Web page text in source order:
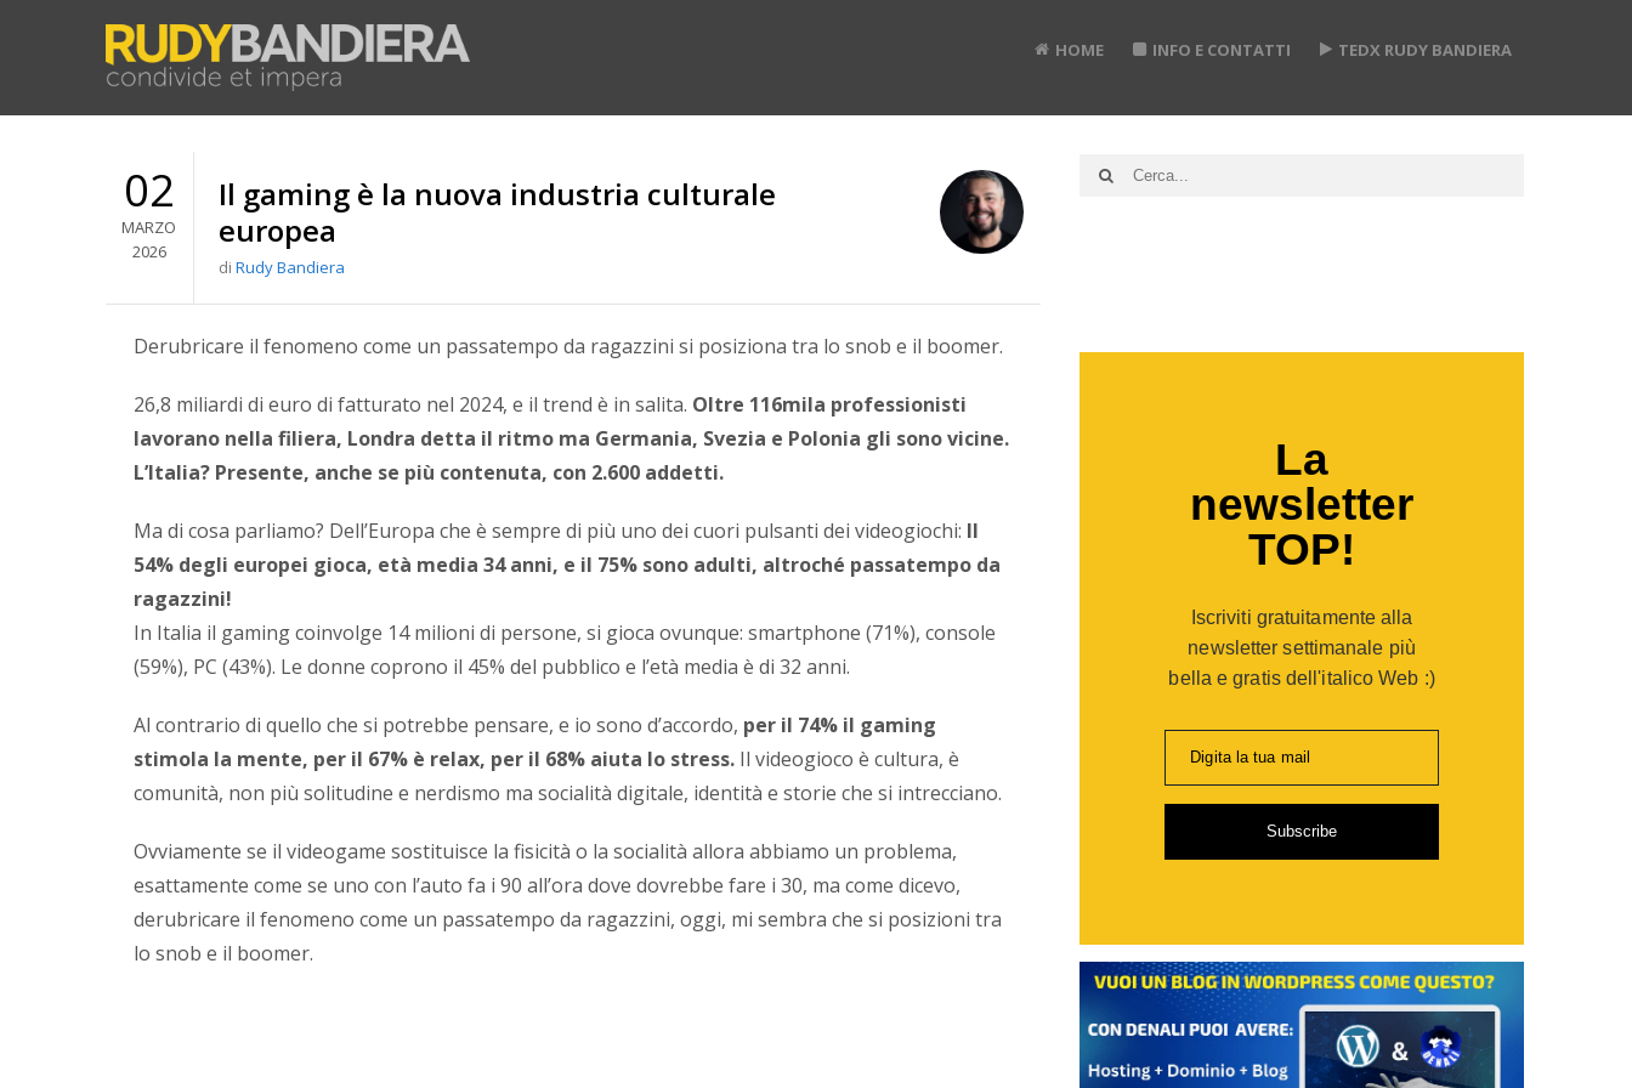
HOME INFO E CONTATTI TEDX RUDY BANDIERA
02
MARZO
2026
Il gaming è la nuova industria culturale
europea
di Rudy Bandiera
Derubricare il fenomeno come un passatempo da ragazzini si posiziona tra lo snob e il boomer.
26,8 miliardi di euro di fatturato nel 2024, e il trend è in salita. Oltre 116mila professionisti
lavorano nella filiera, Londra detta il ritmo ma Germania, Svezia e Polonia gli sono vicine.
L’Italia? Presente, anche se più contenuta, con 2.600 addetti.
Ma di cosa parliamo? Dell’Europa che è sempre di più uno dei cuori pulsanti dei videogiochi: Il
54% degli europei gioca, età media 34 anni, e il 75% sono adulti, altroché passatempo da
ragazzini!
In Italia il gaming coinvolge 14 milioni di persone, si gioca ovunque: smartphone (71%), console
(59%), PC (43%). Le donne coprono il 45% del pubblico e l’età media è di 32 anni.
Al contrario di quello che si potrebbe pensare, e io sono d’accordo, per il 74% il gaming
stimola la mente, per il 67% è relax, per il 68% aiuta lo stress. Il videogioco è cultura, è
comunità, non più solitudine e nerdismo ma socialità digitale, identità e storie che si intrecciano.
Ovviamente se il videogame sostituisce la fisicità o la socialità allora abbiamo un problema,
esattamente come se uno con l’auto fa i 90 all’ora dove dovrebbe fare i 30, ma come dicevo,
derubricare il fenomeno come un passatempo da ragazzini, oggi, mi sembra che si posizioni tra
lo snob e il boomer.
La
newsletter
TOP!
Iscriviti gratuitamente alla
newsletter settimanale più
bella e gratis dell'italico Web :)
Digita la tua mail
Subscribe